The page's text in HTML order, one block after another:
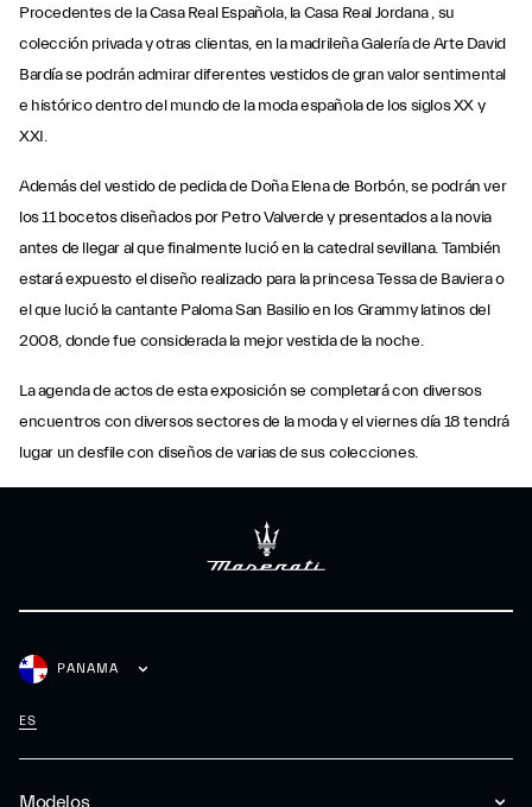
Procedentes de la Casa Real Española, la Casa Real Jordana , su
colección privada y otras clientas, en la madrileña Galería de Arte David
Bardía se podrán admirar diferentes vestidos de gran valor sentimental
e histórico dentro del mundo de la moda española de los siglos XX y
XXI.
Además del vestido de pedida de Doña Elena de Borbón, se podrán ver
los 11 bocetos diseñados por Petro Valverde y presentados a la novia
antes de llegar al que finalmente lució en la catedral sevillana. También
estará expuesto el diseño realizado para la princesa Tessa de Baviera o
el que lució la cantante Paloma San Basilio en los Grammy latinos del
2008, donde fue considerada la mejor vestida de la noche.
La agenda de actos de esta exposición se completará con diversos
encuentros con diversos sectores de la moda y el viernes día 18 tendrá
lugar un desfile con diseños de varias de sus colecciones.
Modelos
PANAMA
ES